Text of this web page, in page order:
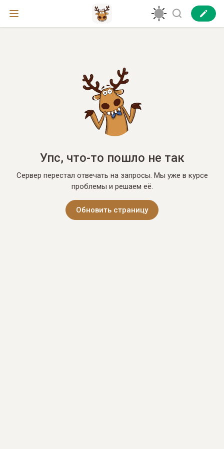
Упс, что-то пошло не так
Сервер перестал отвечать на запросы. Мы уже в курсе
проблемы и решаем её.
Обновить страницу